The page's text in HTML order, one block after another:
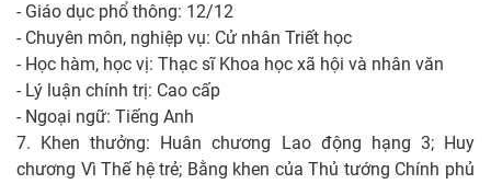
- Giáo dục phổ thông: 12/12
- Chuyên môn, nghiệp vụ: Cử nhân Triết học
- Học hàm, học vị: Thạc sĩ Khoa học xã hội và nhân văn
- Lý luận chính trị: Cao cấp
- Ngoại ngữ: Tiếng Anh
7. Khen thưởng: Huân chương Lao động hạng 3; Huy
chương Vì Thế hệ trẻ; Bằng khen của Thủ tướng Chính phủ